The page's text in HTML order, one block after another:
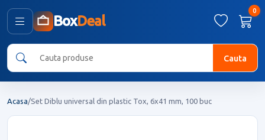
BoxDeal
0
Cauta
Acasa/Set Diblu universal din plastic Tox, 6x41 mm, 100 buc